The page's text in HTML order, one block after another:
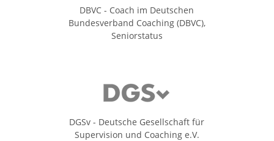
DBVC - Coach im Deutschen
Bundesverband Coaching (DBVC),
Seniorstatus
DGSv - Deutsche Gesellschaft für
Supervision und Coaching e.V.